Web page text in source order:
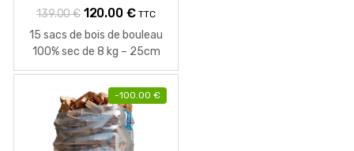
139.00€ Le
prix
initial
était :
139.00 €.
120.00 €Le
prix
actuel
est :
120.00 €.
TTC
15 sacs de bois de bouleau
100% sec de 8 kg – 25cm
-100.00 €